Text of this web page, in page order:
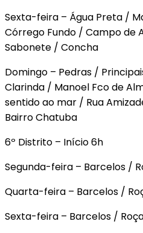
Sexta-feira – Água Preta /
Córrego Fundo / Campo de
Sabonete / Concha
Domingo – Pedras /
Clarinda / Manoel Fco de
sentido ao mar / Rua
Bairro Chatuba
6º Distrito – Início 6h
Segunda-feira – Barcelos /
Quarta-feira – Barcelos /
Sexta-feira – Barcelos /